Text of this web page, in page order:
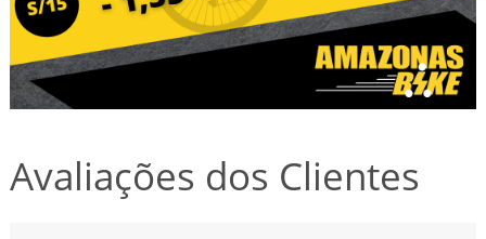
Avaliações dos Clientes